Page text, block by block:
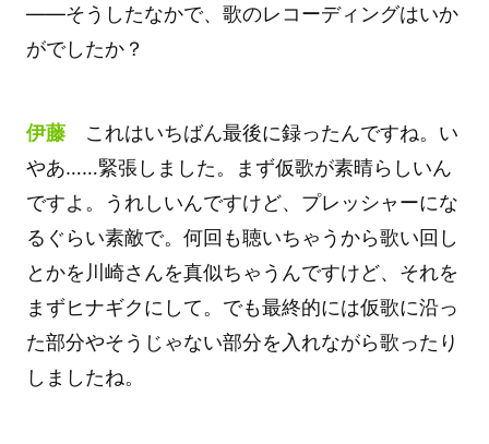
――そうしたなかで、歌のレコーディングはいか
がでしたか？
伊藤これはいちばん最後に録ったんですね。い
やあ……緊張しました。まず仮歌が素晴らしいん
ですよ。うれしいんですけど、プレッシャーにな
るぐらい素敵で。何回も聴いちゃうから歌い回し
とかを川崎さんを真似ちゃうんですけど、それを
まずヒナギクにして。でも最終的には仮歌に沿っ
た部分やそうじゃない部分を入れながら歌ったり
しましたね。